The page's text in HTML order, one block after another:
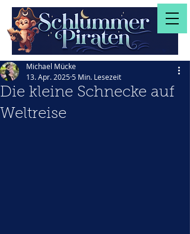
Die kleine Schnecke auf
Weltreise
Michael Mücke
13. Apr. 20255 Min. Lesezeit